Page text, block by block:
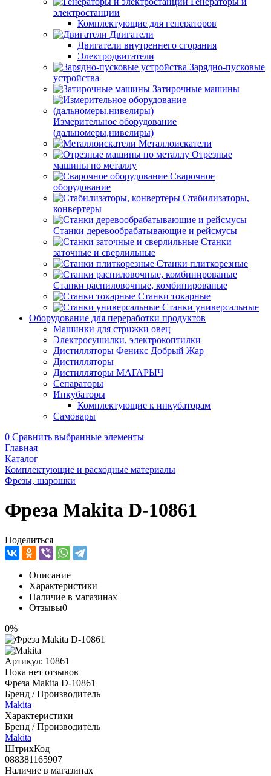
электростанции
Комплектующие для генераторов
Двигатели
Двигатели внутреннего сгорания
Электродвигатели
Зарядно-пусковые
устройства
Затирочные машины
Измерительное оборудование
(дальномеры,нивелиры)
Металлоискатели
Отрезные
машины по металлу
Сварочное
оборудование
Стабилизаторы,
конвертеры
Станки деревообрабатывающие и рейсмусы
Станки
заточные и сверлильные
Станки плиткорезные
Станки распиловочные, комбинированые
Станки токарные
Станки универсальные
Оборудование для переработки продуктов
Машинки для стрижки овец
Электросушилки, электрокоптилки
Дистилляторы Феникс Добрый Жар
Дистилляторы
Дистилляторы МАГАРЫЧ
Сепараторы
Инкубаторы
Комплектующие к инкубаторам
Самовары
0 Сравнить выбранные элементы
Главная
Каталог
Комплектующие и расходные материалы
Фрезы, шарошки
Фреза Makita D-10861
Поделиться
Описание
Характеристики
Наличие в магазинах
Отзывы0
0%
Артикул: 10861
Пока нет отзывов
Фреза Makita D-10861
Бренд / Производитель
Makita
Характеристики
Бренд / Производитель
Makita
ШтрихКод
088381165907
Наличие в магазинах